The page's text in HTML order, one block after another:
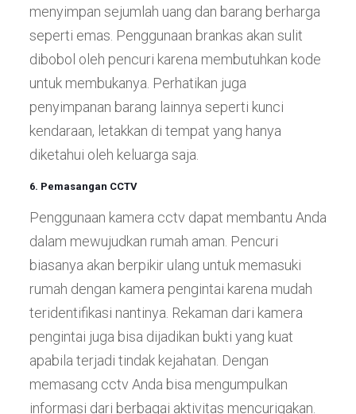
menyimpan sejumlah uang dan barang berharga
seperti emas. Penggunaan brankas akan sulit
dibobol oleh pencuri karena membutuhkan kode
untuk membukanya. Perhatikan juga
penyimpanan barang lainnya seperti kunci
kendaraan, letakkan di tempat yang hanya
diketahui oleh keluarga saja.
6. Pemasangan CCTV
Penggunaan kamera cctv dapat membantu Anda
dalam mewujudkan rumah aman. Pencuri
biasanya akan berpikir ulang untuk memasuki
rumah dengan kamera pengintai karena mudah
teridentifikasi nantinya. Rekaman dari kamera
pengintai juga bisa dijadikan bukti yang kuat
apabila terjadi tindak kejahatan. Dengan
memasang cctv Anda bisa mengumpulkan
informasi dari berbagai aktivitas mencurigakan.